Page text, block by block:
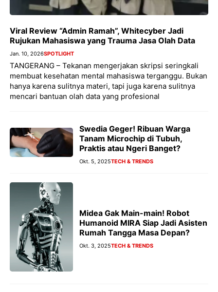
Viral Review “Admin Ramah”, Whitecyber Jadi
Rujukan Mahasiswa yang Trauma Jasa Olah Data
Jan. 10, 2026SPOTLIGHT
TANGERANG – Tekanan mengerjakan skripsi seringkali
membuat kesehatan mental mahasiswa terganggu. Bukan
hanya karena sulitnya materi, tapi juga karena sulitnya
mencari bantuan olah data yang profesional
Swedia Geger! Ribuan Warga
Tanam Microchip di Tubuh,
Praktis atau Ngeri Banget?
Okt. 5, 2025TECH & TRENDS
Midea Gak Main-main! Robot
Humanoid MIRA Siap Jadi Asisten
Rumah Tangga Masa Depan?
Okt. 3, 2025TECH & TRENDS